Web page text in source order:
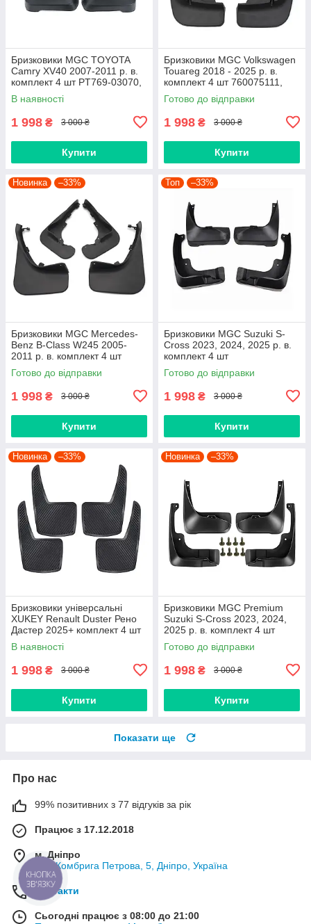
Бризковики MGC TOYOTA
Camry XV40 2007-2011 р. в.
комплект 4 шт PT769-03070,
7609533040H0,
7609533040C0
В наявності
1 998 ₴ 3 000 ₴
Купити
Бризковики MGC Volkswagen
Touareg 2018 - 2025 р. в.
комплект 4 шт 760075111,
760075101
Готово до відправки
1 998 ₴ 3 000 ₴
Купити
Новинка –33%
Бризковики MGC Mercedes-
Benz B-Class W245 2005-
2011 р. в. комплект 4 шт
Готово до відправки
1 998 ₴ 3 000 ₴
Купити
Топ –33%
Бризковики MGC Suzuki S-
Cross 2023, 2024, 2025 р. в.
комплект 4 шт
Готово до відправки
1 998 ₴ 3 000 ₴
Купити
Новинка –33%
Бризковики універсальні
XUKEY Renault Duster Рено
Дастер 2025+ комплект 4 шт
В наявності
1 998 ₴ 3 000 ₴
Купити
Новинка –33%
Бризковики MGC Premium
Suzuki S-Cross 2023, 2024,
2025 р. в. комплект 4 шт
Готово до відправки
1 998 ₴ 3 000 ₴
Купити
Показати ще
Про нас
99% позитивних з 77 відгуків за рік
Працює з 17.12.2018
м. Дніпро
вул. Комбрига Петрова, 5, Дніпро, Україна
Контакти
Сьогодні працює з 08:00 до 21:00
КНОПКА
ЗВ'ЯЗКУ